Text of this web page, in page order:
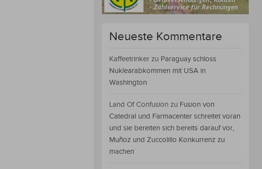
Neueste Kommentare
Kaffeetrinker zu Paraguay schloss
Nuklearabkommen mit USA in
Washington
Land Of Confusion zu Fusion von
Catedral und Farmacenter schreitet voran
und sie bereiten sich bereits darauf vor,
Muñoz und Zuccolillo Konkurrenz zu
machen